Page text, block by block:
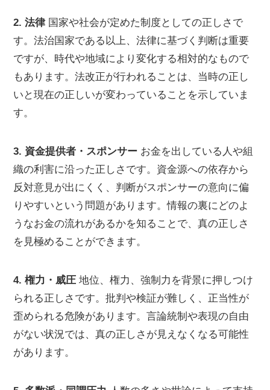
2. 法律 国家や社会が定めた制度としての正しさで
す。法治国家である以上、法律に基づく判断は重要
ですが、時代や地域により変化する相対的なもので
もあります。法改正が行われることは、当時の正し
いと現在の正しいが変わっていることを示していま
す。
3. 資金提供者・スポンサー お金を出している人や組
織の利害に沿った正しさです。資金源への依存から
反対意見が出にくく、判断がスポンサーの意向に偏
りやすいという問題があります。情報の裏にどのよ
うなお金の流れがあるかを知ることで、真の正しさ
を見極めることができます。
4. 権力・威圧 地位、権力、強制力を背景に押しつけ
られる正しさです。批判や検証が難しく、正当性が
歪められる危険があります。言論統制や表現の自由
がない状況では、真の正しさが見えなくなる可能性
があります。